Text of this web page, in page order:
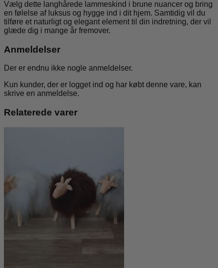
Vælg dette langhårede lammeskind i brune nuancer og bring
en følelse af luksus og hygge ind i dit hjem. Samtidig vil du
tilføre et naturligt og elegant element til din indretning, der vil
glæde dig i mange år fremover.
Anmeldelser
Der er endnu ikke nogle anmeldelser.
Kun kunder, der er logget ind og har købt denne vare, kan
skrive en anmeldelse.
Relaterede varer